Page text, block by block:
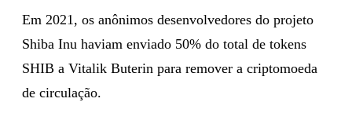
Em 2021, os anônimos desenvolvedores do projeto
Shiba Inu haviam enviado 50% do total de tokens
SHIB a Vitalik Buterin para remover a criptomoeda
de circulação.